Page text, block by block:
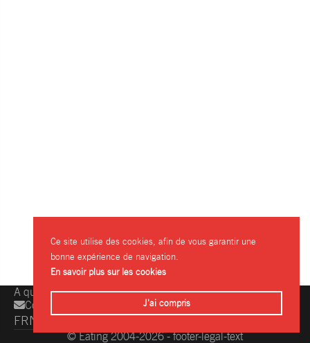
A question, a suggestion?
Contact us
FRNL
© Eating 2004-2026 - footer-legal-text
Ce site utilise des cookies, afin de vous garantir une
bonne expérience de navigation.
En savoir plus sur les cookies
J'ai compris